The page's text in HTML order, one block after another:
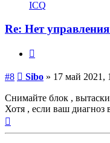
информация
пользователя
ICQ
Re: Нет
#8 Сообщение
Sibo » 17 май 2021,
Снимайте блок ,
Хотя , если ваш диагноз